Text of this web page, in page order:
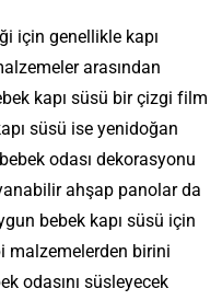
için genellikle kapı
arasından
kapı süsü bir çizgi film
süsü ise yenidoğan
odası dekorasyonu
ahşap panolar da
bebek kapı süsü için
malzemelerden birini
odasını süsleyecek